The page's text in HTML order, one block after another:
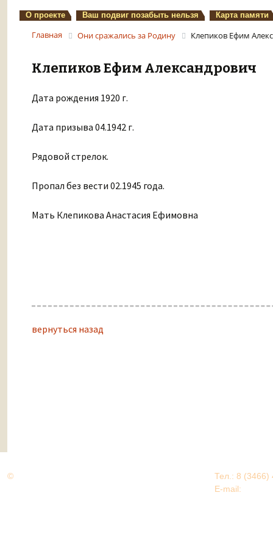
О проекте Ваш подвиг позабыть нельзя Карта памяти
Главная Они сражались за Родину Клепиков Ефим
Клепиков Ефим Александрович
Дата рождения 1920 г.
Дата призыва 04.1942 г.
Рядовой стрелок.
Пропал без вести 02.1945 года.
Мать Клепикова Анастасия Ефимовна
вернуться назад
©
Тел.: 8 (3466)
E-mail: